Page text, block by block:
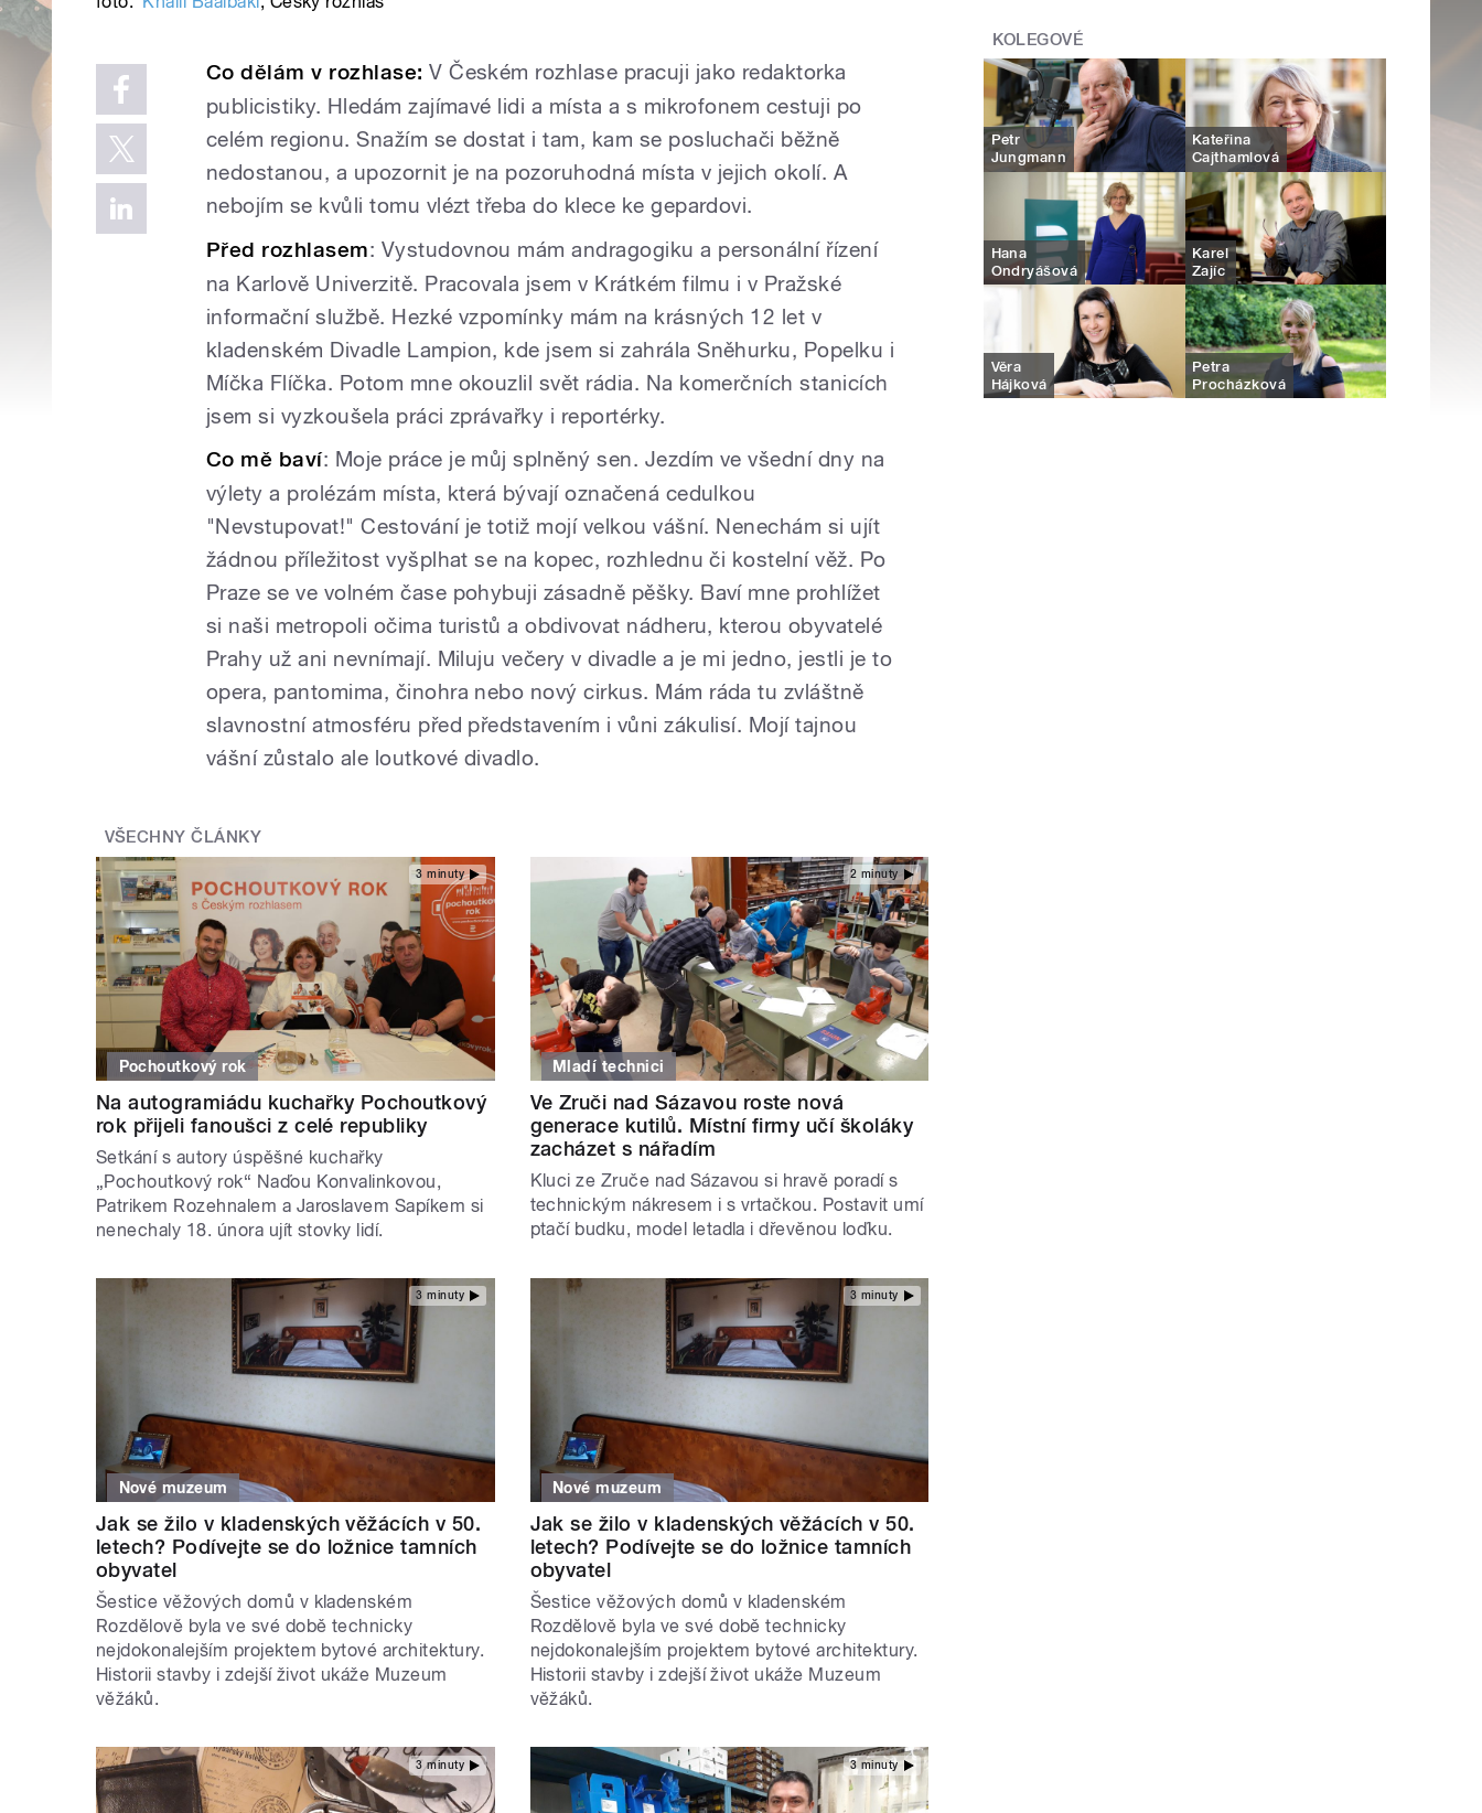
Co dělám v rozhlase: V Českém rozhlase pracuji jako redaktorka
publicistiky. Hledám zajímavé lidi a místa a s mikrofonem cestuji po
celém regionu. Snažím se dostat i tam, kam se posluchači běžně
nedostanou, a upozornit je na pozoruhodná místa v jejich okolí. A
nebojím se kvůli tomu vlézt třeba do klece ke gepardovi.
Před rozhlasem: Vystudovnou mám andragogiku a personální řízení
na Karlově Univerzitě. Pracovala jsem v Krátkém filmu i v Pražské
informační službě. Hezké vzpomínky mám na krásných 12 let v
kladenském Divadle Lampion, kde jsem si zahrála Sněhurku, Popelku i
Míčka Flíčka. Potom mne okouzlil svět rádia. Na komerčních stanicích
jsem si vyzkoušela práci zprávařky i reportérky.
Co mě baví: Moje práce je můj splněný sen. Jezdím ve všední dny na
výlety a prolézám místa, která bývají označená cedulkou
"Nevstupovat!" Cestování je totiž mojí velkou vášní. Nenechám si ujít
žádnou příležitost vyšplhat se na kopec, rozhlednu či kostelní věž. Po
Praze se ve volném čase pohybuji zásadně pěšky. Baví mne prohlížet
si naši metropoli očima turistů a obdivovat nádheru, kterou obyvatelé
Prahy už ani nevnímají. Miluju večery v divadle a je mi jedno, jestli je to
opera, pantomima, činohra nebo nový cirkus. Mám ráda tu zvláštně
slavnostní atmosféru před představením i vůni zákulisí. Mojí tajnou
vášní zůstalo ale loutkové divadlo.
VŠECHNY ČLÁNKY
3 minuty
Pochoutkový rok
Na autogramiádu kuchařky Pochoutkový
rok přijeli fanoušci z celé republiky
Setkání s autory úspěšné kuchařky
„Pochoutkový rok“ Naďou Konvalinkovou,
Patrikem Rozehnalem a Jaroslavem Sapíkem si
nenechaly 18. února ujít stovky lidí.
2 minuty
Mladí technici
Ve Zruči nad Sázavou roste nová
generace kutilů. Místní firmy učí školáky
zacházet s nářadím
Kluci ze Zruče nad Sázavou si hravě poradí s
technickým nákresem i s vrtačkou. Postavit umí
ptačí budku, model letadla i dřevěnou loďku.
3 minuty
Nové muzeum
Jak se žilo v kladenských věžácích v 50.
letech? Podívejte se do ložnice tamních
obyvatel
Šestice věžových domů v kladenském
Rozdělově byla ve své době technicky
nejdokonalejším projektem bytové architektury.
Historii stavby i zdejší život ukáže Muzeum
věžáků.
3 minuty
Nové muzeum
Jak se žilo v kladenských věžácích v 50.
letech? Podívejte se do ložnice tamních
obyvatel
Šestice věžových domů v kladenském
Rozdělově byla ve své době technicky
nejdokonalejším projektem bytové architektury.
Historii stavby i zdejší život ukáže Muzeum
věžáků.
3 minuty 3 minuty
KOLEGOVÉ
Petr
Jungmann
Kateřina
Cajthamlová
Hana
Ondryášová
Karel
Zajíc
Věra
Hájková
Petra
Procházková